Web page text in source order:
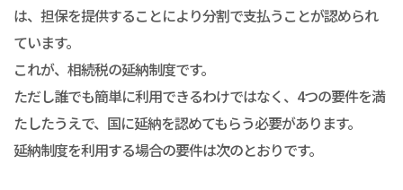
は、担保を提供することにより分割で支払うことが認められ
ています。
これが、相続税の延納制度です。
ただし誰でも簡単に利用できるわけではなく、4つの要件を満
たしたうえで、国に延納を認めてもらう必要があります。
延納制度を利用する場合の要件は次のとおりです。